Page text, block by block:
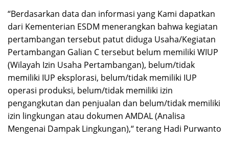
“Berdasarkan data dan informasi yang Kami dapatkan
dari Kementerian ESDM menerangkan bahwa kegiatan
pertambangan tersebut patut diduga Usaha/Kegiatan
Pertambangan Galian C tersebut belum memiliki WIUP
(Wilayah Izin Usaha Pertambangan), belum/tidak
memiliki IUP eksplorasi, belum/tidak memiliki IUP
operasi produksi, belum/tidak memiliki izin
pengangkutan dan penjualan dan belum/tidak memiliki
izin lingkungan atau dokumen AMDAL (Analisa
Mengenai Dampak Lingkungan),“ terang Hadi Purwanto